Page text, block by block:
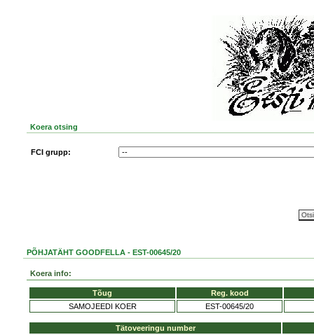
Koera otsing
FCI grupp:
PÕHJATÄHT GOODFELLA - EST-00645/20
Koera info:
Tõug Reg. kood
SAMOJEEDI KOER
EST-00645/20
Tätoveeringu number